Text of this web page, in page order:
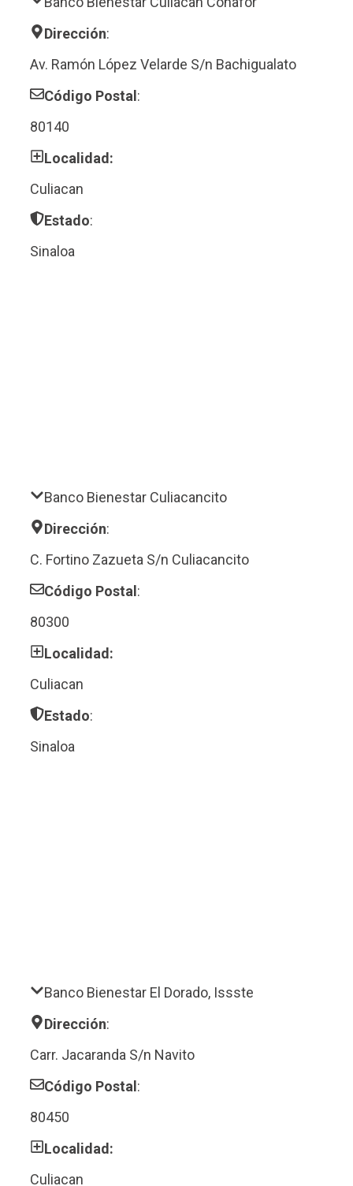
Dirección:
Av. Ramón López Velarde S/n Bachigualato
Código Postal :
80140
Localidad:
Culiacan
Estado:
Sinaloa
Banco Bienestar Culiacancito
Dirección:
C. Fortino Zazueta S/n Culiacancito
Código Postal :
80300
Localidad:
Culiacan
Estado:
Sinaloa
Banco Bienestar El Dorado, Issste
Dirección:
Carr. Jacaranda S/n Navito
Código Postal :
80450
Localidad:
Culiacan